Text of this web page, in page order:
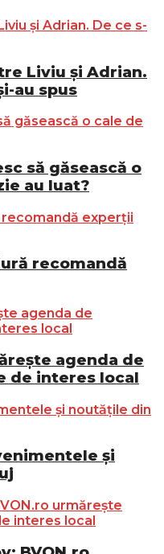
Liviu și Adrian.
au spus
să găsească o
au luat?
recomandă
agenda de
de interes local
și